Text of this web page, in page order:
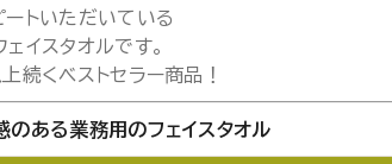
ートいただいている
イスタオルです。
続くベストセラー商品！
のある業務用のフェイスタオル